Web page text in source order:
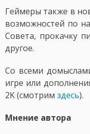
Геймеры также в
возможностей по
Совета, прокачку
другое.
Со всеми
игре или
2K (смотрим здесь).
Мнение автора